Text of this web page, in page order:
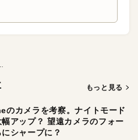
もっと見る
のカメラを考察。ナイトモード
アップ？ 望遠カメラのフォー
シャープに？